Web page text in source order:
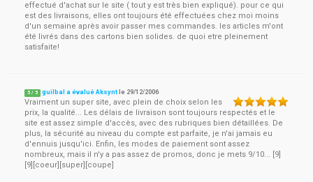
effectué d'achat sur le site ( tout y est très bien expliqué). pour ce qui
est des livraisons, elles ont toujours été effectuées chez moi moins
d'un semaine après avoir passer mes commandes. les articles m'ont
été livrés dans des cartons bien solides. de quoi etre pleinement
satisfaite!
5 / 5 guilbal a évalué Aksynt le 29/12/2006
Vraiment un super site, avec plein de choix selon les
prix, la qualité... Les délais de livraison sont toujours respectés et le
site est assez simple d'accès, avec des rubriques bien détaillées. De
plus, la sécurité au niveau du compte est parfaite, je n'ai jamais eu
d'ennuis jusqu'ici. Enfin, les modes de paiement sont assez
nombreux, mais il n'y a pas assez de promos, donc je mets 9/10... [9]
[9][coeur][super][coupe]